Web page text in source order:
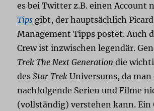
es bei Twitter z.B. einen Account
Tips gibt, der hauptsächlich Picard
Management Tipps postet. Auch
Crew ist inzwischen legendär.
Trek The Next Generation die
desStar Trek Universums, da man
nachfolgende Serien und Filme
(vollständig) verstehen kann. Ein